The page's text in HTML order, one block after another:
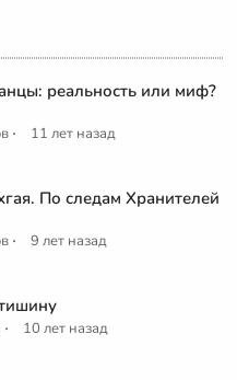
реальность или миф?
· 11 лет назад
По следам Хранителей
· 9 лет назад
· 10 лет назад